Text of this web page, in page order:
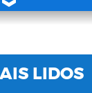
LIDOS